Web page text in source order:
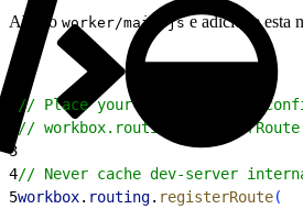
Abra o worker/main.jse adicione esta
// Place your Workbox route
//
3
4// Never cache dev-server
5workbox. routing. registerRoute(